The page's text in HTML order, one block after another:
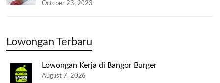
October 23, 2023
Lowongan Terbaru
Lowongan Kerja di Bangor Burger
August 7, 2026